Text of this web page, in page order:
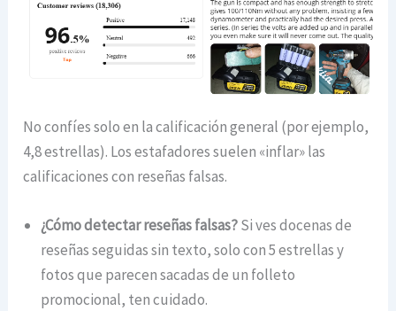
No confíes solo en la calificación general (por ejemplo,
4,8 estrellas). Los estafadores suelen «inflar» las
calificaciones con reseñas falsas.
¿Cómo detectar reseñas falsas?Si ves docenas de
reseñas seguidas sin texto, solo con 5 estrellas y
fotos que parecen sacadas de un folleto
promocional, ten cuidado.